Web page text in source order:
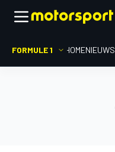
FORMULE 1 HOMENIEUWS